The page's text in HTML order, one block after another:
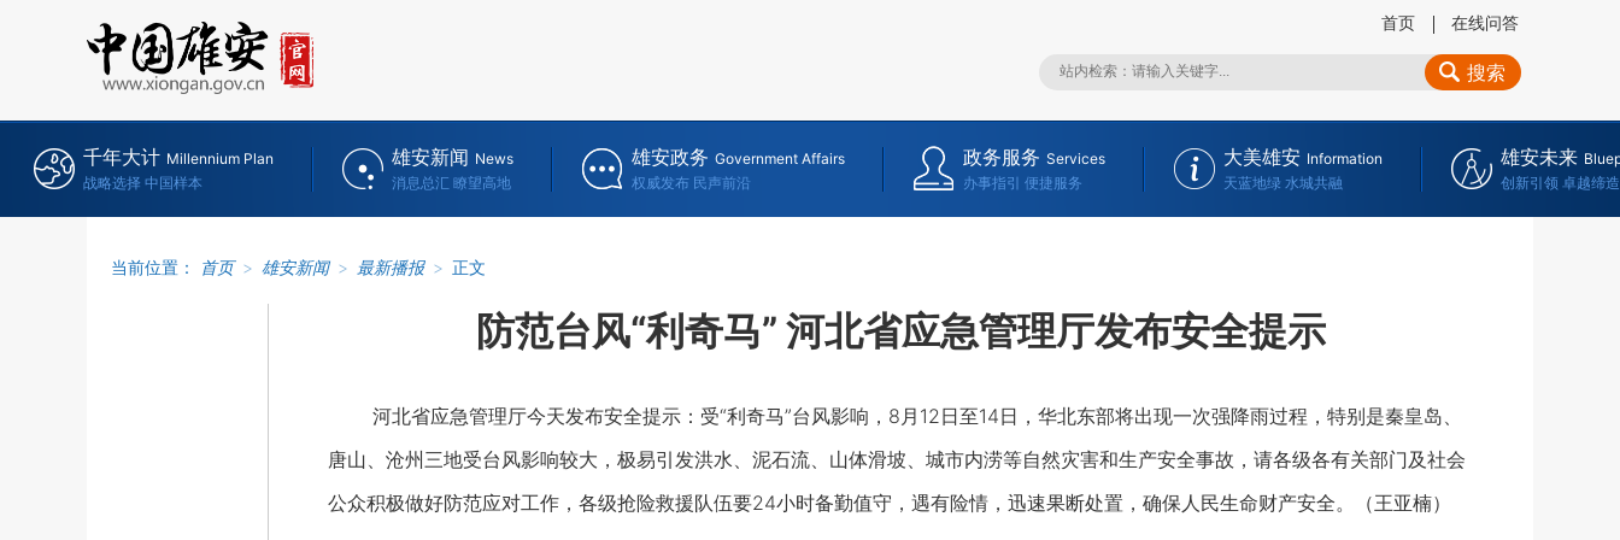
首页 在线问答
搜索
千年大计 Millennium Plan
战略选择 中国样本
雄安新闻 News
消息总汇 瞭望高地
雄安政务 Government Affairs
权威发布 民声前沿
政务服务 Services
办事指引 便捷服务
大美雄安 Information
天蓝地绿 水城共融
雄安未来
创新引领 卓越缔造
当前位置： 首页 > 雄安新闻 > 最新播报 > 正文
防范台风“利奇马” 河北省应急管理厅发布安全提示
河北省应急管理厅今天发布安全提示：受“利奇马”台风影响，8月12日至14日，华北东部将出现一次强降雨过程，特别是秦皇岛、
唐山、沧州三地受台风影响较大，极易引发洪水、泥石流、山体滑坡、城市内涝等自然灾害和生产安全事故，请各级各有关部门及社会
公众积极做好防范应对工作，各级抢险救援队伍要24小时备勤值守，遇有险情，迅速果断处置，确保人民生命财产安全。（王亚楠）